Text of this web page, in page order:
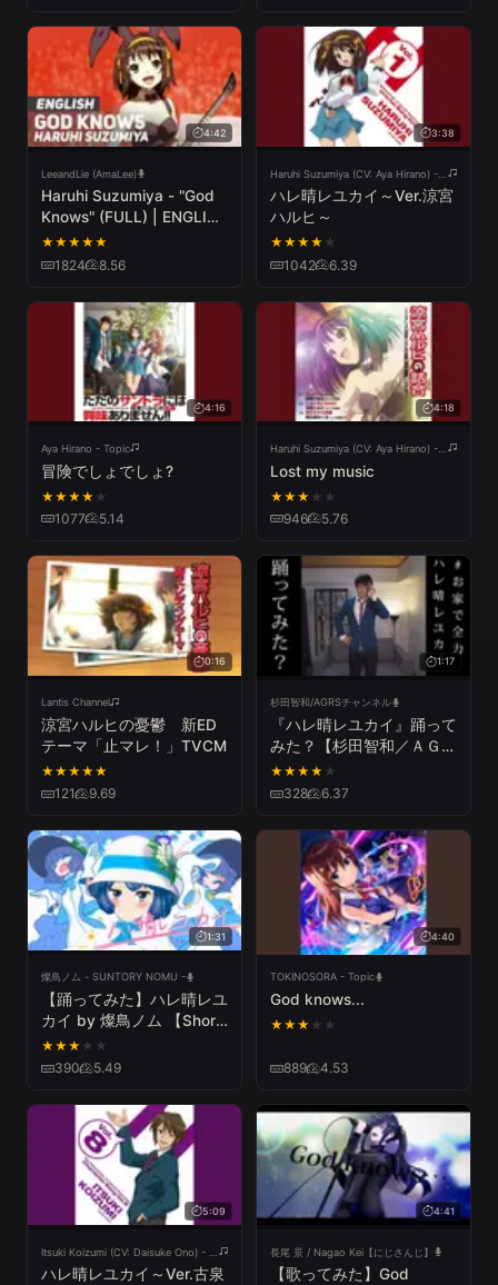
4:42
LeeandLie (AmaLee)
Haruhi Suzumiya - "God
Knows" (FULL) | ENGLISH
ver | AmaLee
★★★★★
1824 8.56
3:38
ハレ晴レユカイ～Ver.涼宮
ハルヒ～
★★★★ ★
1042 6.39
4:16
Aya Hirano - Topic
冒険でしょでしょ?
★★★★ ★
1077 5.14
4:18
Lost my music
★★★ ★ ★
946 5.76
0:16
Lantis Channel
涼宮ハルヒの憂鬱 新ED
テーマ「止マレ！」TVCM
★★★★★
121 9.69
1:17
杉田智和/AGRSチャンネル
『ハレ晴レユカイ』踊って
みた？【杉田智和／ＡＧＲ
Ｓチャンネル】
★★★★ ★
328 6.37
1:31
燦鳥ノム - SUNTORY NOMU -
【踊ってみた】ハレ晴レユ
カイ by 燦鳥ノム 【Short
ver.】
★★★ ★ ★
390 5.49
4:40
TOKINOSORA - Topic
God knows...
★★★ ★ ★
889 4.53
5:09
ハレ晴レユカイ～Ver.古泉
4:41
長尾 景 / Nagao Kei【にじさんじ】
【歌ってみた】God